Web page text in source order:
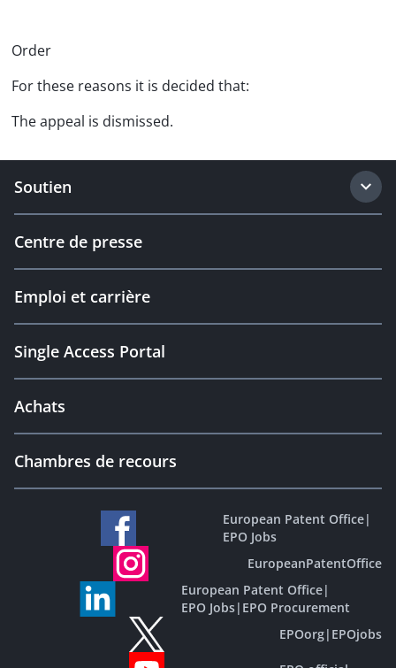
Order
For these reasons it is decided that:
The appeal is dismissed.
Soutien
Centre de presse
Emploi et carrière
Single Access Portal
Achats
Chambres de recours
European Patent Office|
EPO Jobs
EuropeanPatentOffice
European Patent Office|
EPO Jobs| EPO Procurement
EPOorg| EPOjobs